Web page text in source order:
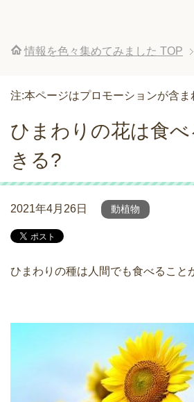
情報を色々集めてみました TOP
注:本ページはプロモーションが含ま
ひまわりの花は食
きる?
2021年4月26日 動植物
ひまわりの種は人間でも食べること